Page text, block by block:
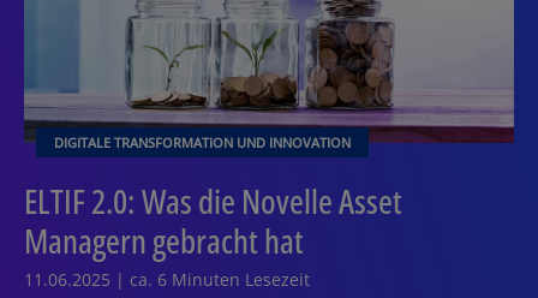
DIGITALE TRANSFORMATION UND INNOVATION
ELTIF 2.0: Was die Novelle Asset
Managern gebracht hat
11.06.2025 | ca. 6 Minuten Lesezeit